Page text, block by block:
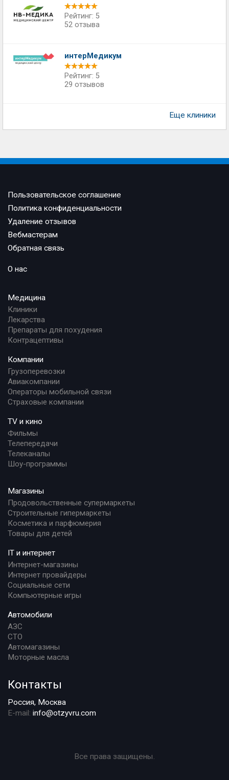
Рейтинг: 5
52 отзыва
интерМедикум
Рейтинг: 5
29 отзывов
Еще клиники
Пользовательское соглашение
Политика конфиденциальности
Удаление отзывов
Вебмастерам
Обратная связь
О нас
Медицина
Клиники
Лекарства
Препараты для похудения
Контрацептивы
Компании
Грузоперевозки
Авиакомпании
Операторы мобильной связи
Страховые компании
TV и кино
Фильмы
Телепередачи
Телеканалы
Шоу-программы
Магазины
Продовольственные супермаркеты
Строительные гипермаркеты
Косметика и парфюмерия
Товары для детей
IT и интернет
Интернет-магазины
Интернет провайдеры
Социальные сети
Компьютерные игры
Автомобили
АЗС
СТО
Автомагазины
Моторные масла
Контакты
Россия, Москва
E-mail: info@otzyvru.com
Все права защищены.